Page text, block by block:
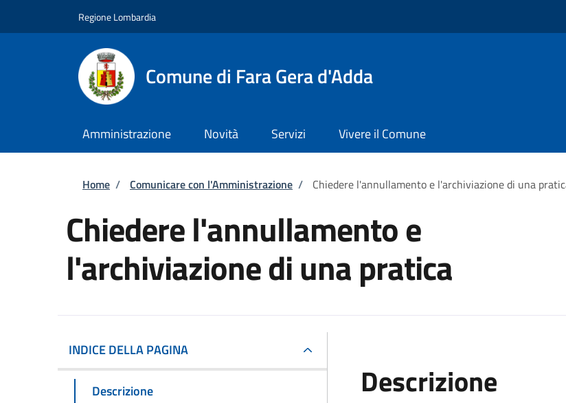
Regione Lombardia
Comune di Fara Gera d'Adda
Amministrazione Novità Servizi Vivere il Comune
Briciole di pane
Home / Comunicare con l'Amministrazione / Chiedere l'annullamento e l'archiviazione di una
Chiedere l'annullamento e
l'archiviazione di una pratica
INDICE DELLA PAGINA
Descrizione
Descrizione